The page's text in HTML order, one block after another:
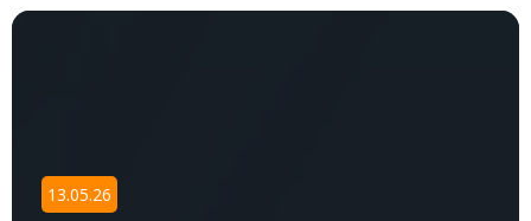
13.05.26